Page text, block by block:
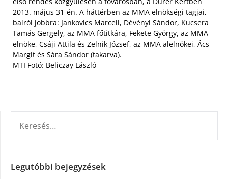
2013. május 31-én. A háttérben az MMA elnökségi tagjai,
balról jobbra: Jankovics Marcell, Dévényi Sándor, Kucsera
Tamás Gergely, az MMA főtitkára, Fekete György, az MMA
elnöke, Csáji Attila és Zelnik József, az MMA alelnökei, Ács
Margit és Sára Sándor (takarva).
MTI Fotó: Beliczay László
Legutóbbi bejegyzések